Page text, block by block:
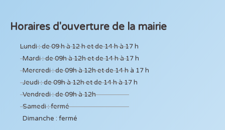
Horaires d'ouverture de la mairie
Lundi : de 09 h à 12 h et de 14 h à 17 h
Mardi : de 09h à 12h et de 14 h à 17 h
Mercredi : de 09h à 12h et de 14 h à 17 h
Jeudi : de 09h à 12h et de 14 h à 17 h
Vendredi : de 09h à 12h
Samedi : fermé
Dimanche : fermé